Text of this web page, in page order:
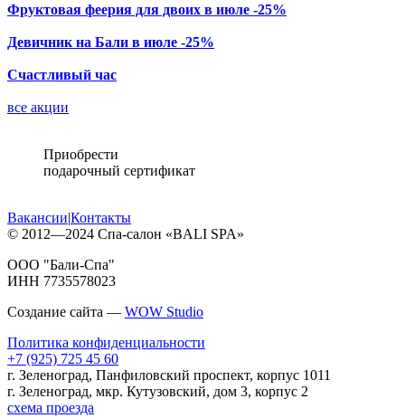
Фруктовая феерия для двоих в июле -25%
Девичник на Бали в июле -25%
Счастливый час
все акции
Приобрести
подарочный сертификат
Вакансии|Контакты
© 2012—2024 Спа-салон «BALI SPA»
ООО "Бали-Спа"
ИНН 7735578023
Cоздание сайта — WOW Studio
Политика конфиденциальности
+7 (925) 725 45 60
г. Зеленоград, Панфиловский проспект, корпус 1011
г. Зеленоград, мкр. Кутузовский, дом 3, корпус 2
схема проезда